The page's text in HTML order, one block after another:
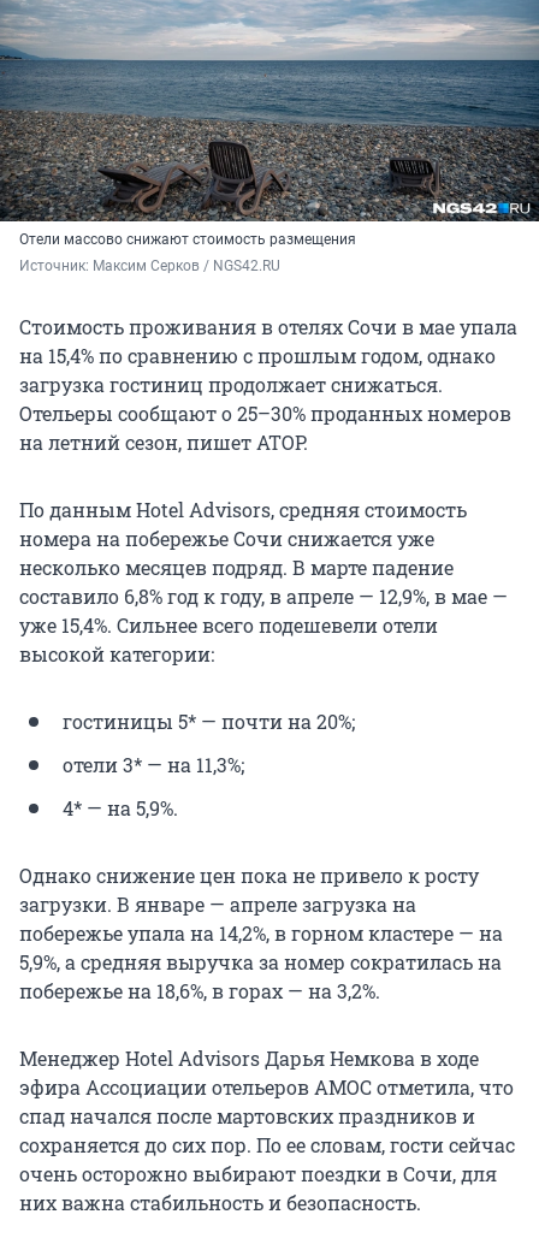
Отели массово снижают стоимость размещения
Источник: Максим Серков / NGS42.RU
Стоимость проживания в отелях Сочи в мае упала
на 15,4% по сравнению с прошлым годом, однако
загрузка гостиниц продолжает снижаться.
Отельеры сообщают о 25–30% проданных номеров
на летний сезон, пишет АТОР.
По данным Hotel Advisors, средняя стоимость
номера на побережье Сочи снижается уже
несколько месяцев подряд. В марте падение
составило 6,8% год к году, в апреле — 12,9%, в мае —
уже 15,4%. Сильнее всего подешевели отели
высокой категории:
гостиницы 5* — почти на 20%;
отели 3* — на 11,3%;
4* — на 5,9%.
Однако снижение цен пока не привело к росту
загрузки. В январе — апреле загрузка на
побережье упала на 14,2%, в горном кластере — на
5,9%, а средняя выручка за номер сократилась на
побережье на 18,6%, в горах — на 3,2%.
Менеджер Hotel Advisors Дарья Немкова в ходе
эфира Ассоциации отельеров АМОС отметила, что
спад начался после мартовских праздников и
сохраняется до сих пор. По ее словам, гости сейчас
очень осторожно выбирают поездки в Сочи, для
них важна стабильность и безопасность.